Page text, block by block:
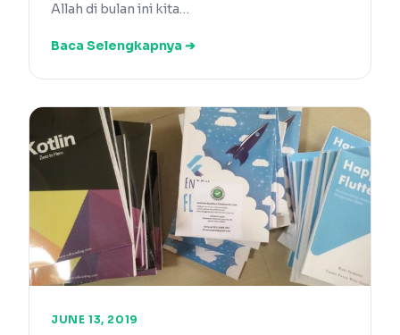
Allah di bulan ini kita…
Baca Selengkapnya ➔
JUNE 13, 2019